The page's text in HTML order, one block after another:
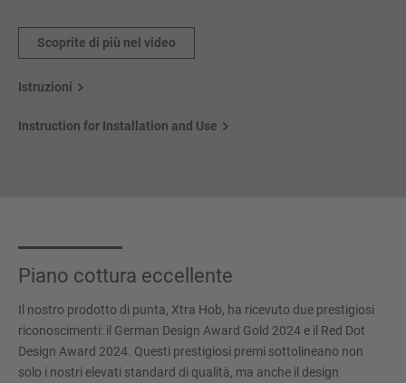
Scoprite di più nel video
Istruzioni
Instruction for Installation and Use
Piano cottura eccellente
Il nostro prodotto di punta, Xtra Hob, ha ricevuto due prestigiosi
riconoscimenti: il German Design Award Gold 2024 e il Red Dot
Design Award 2024. Questi prestigiosi premi sottolineano non
solo i nostri elevati standard di qualità, ma anche il design